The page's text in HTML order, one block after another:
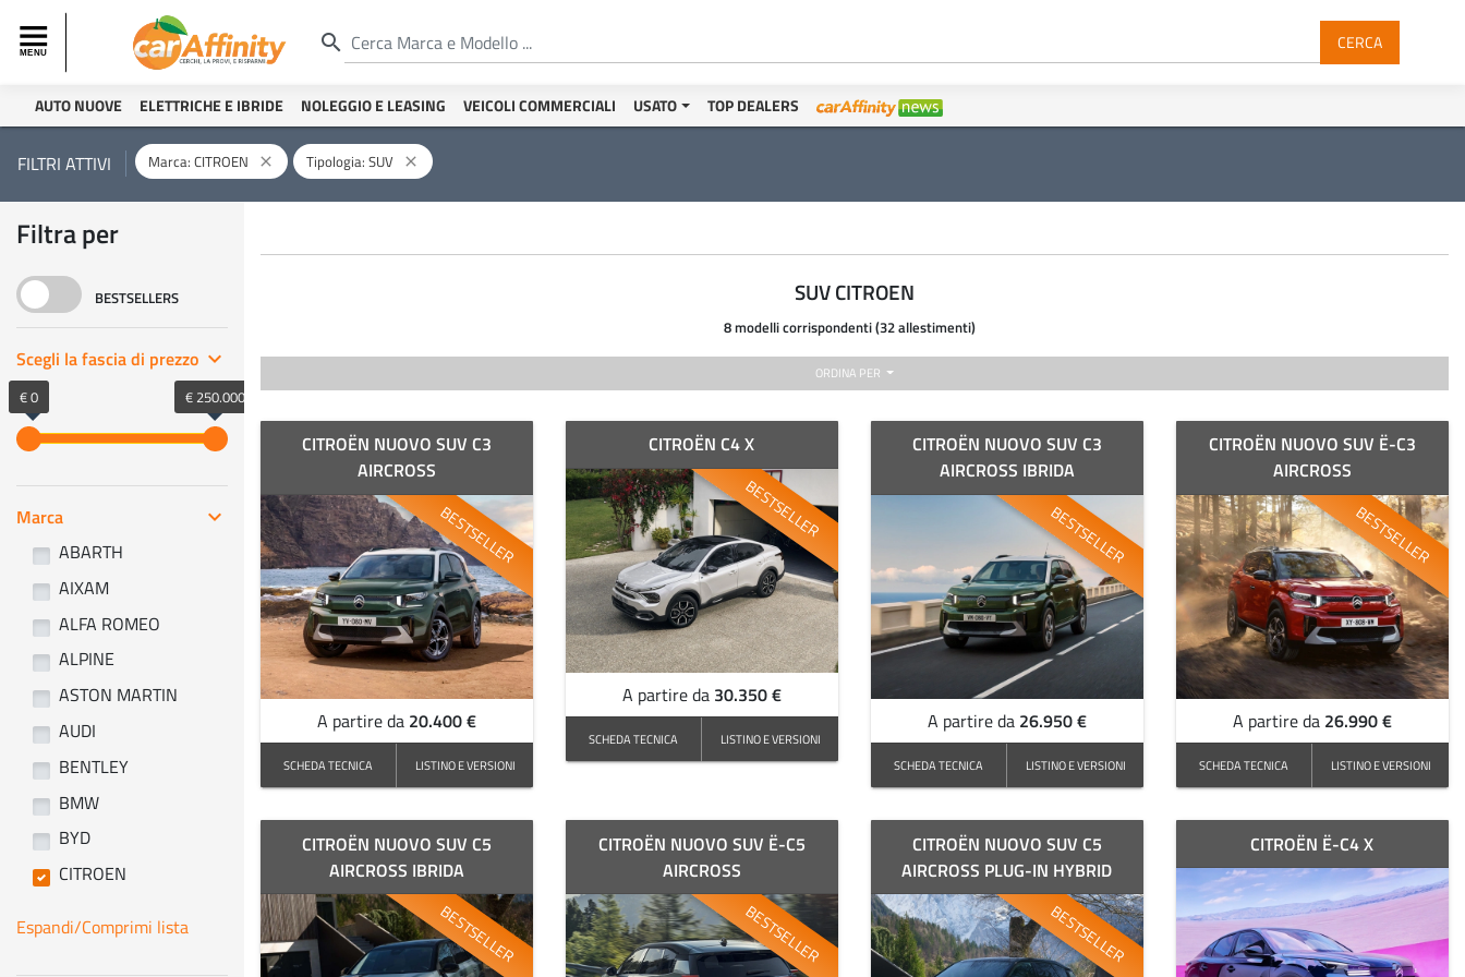
search CERCA
AUTO NUOVE ELETTRICHE E IBRIDE NOLEGGIO E LEASING VEICOLI COMMERCIALI USATO TOP DEALERS
FILTRI ATTIVI Marca: CITROEN close Tipologia: SUV close
Filtra per
BESTSELLERS
Scegli la fascia di prezzo keyboard_arrow_right
€ 0 € 250.000
Marca keyboard_arrow_right
ABARTH
AIXAM
ALFA ROMEO
ALPINE
ASTON MARTIN
AUDI
BENTLEY
BMW
BYD
CITROEN
Espandi/Comprimi lista
SUV CITROEN
8 modelli corrispondenti (32 allestimenti)
ORDINA PER
CITROËN NUOVO SUV C3
AIRCROSS
BESTSELLER
A partire da 20.400 €
SCHEDA TECNICA LISTINO E VERSIONI
CITROËN C4 X
BESTSELLER
A partire da 30.350 €
SCHEDA TECNICA LISTINO E VERSIONI
CITROËN NUOVO SUV C3
AIRCROSS IBRIDA
BESTSELLER
A partire da 26.950 €
SCHEDA TECNICA LISTINO E VERSIONI
CITROËN NUOVO SUV Ë-C3
AIRCROSS
BESTSELLER
A partire da 26.990 €
SCHEDA TECNICA LISTINO E VERSIONI
CITROËN NUOVO SUV C5
AIRCROSS IBRIDA
BESTSELLER
CITROËN NUOVO SUV Ë-C5
AIRCROSS
BESTSELLER
CITROËN NUOVO SUV C5
AIRCROSS PLUG-IN HYBRID
BESTSELLER
CITROËN Ë-C4 X